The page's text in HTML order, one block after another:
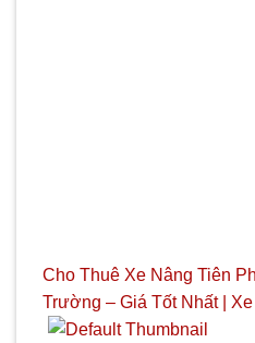
Cho Thuê Xe Nâng Tiên
Trường – Giá Tốt Nhất |